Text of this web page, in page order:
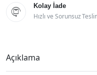

Kolay İade
Hızlı ve Sorunsuz
Açıklama